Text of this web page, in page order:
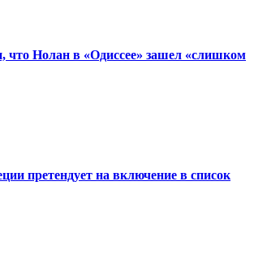
что Нолан в «Одиссее» зашел «слишком
претендует на включение в список